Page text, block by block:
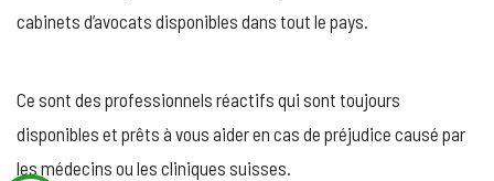
cabinets d’avocats disponibles dans tout le pays.
Ce sont des professionnels réactifs qui sont toujours
disponibles et prêts à vous aider en cas de préjudice causé par
les médecins ou les cliniques suisses.